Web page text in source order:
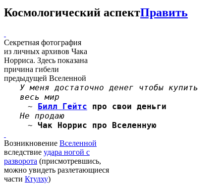
Космологический аспектПравить
Секретная фотография
из личных архивов Чака
Норриса. Здесь показана
причина гибели
предыдущей Вселенной
У меня достаточно денег чтобы купить
весь мир
~
Билл Гейтс про свои деньги
Не продаю
~ Чак Норрис про Вселенную
Возникновение Вселенной
вследствие удара ногой с
разворота (присмотревшись,
можно увидеть разлетающиеся
части Ктулху)